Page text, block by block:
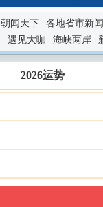
朝闻天下
各地省市新
遇见大咖 海峡两岸
2026运势